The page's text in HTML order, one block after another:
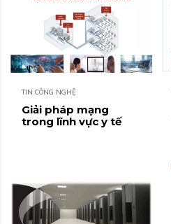
A9081RLP, PNB-
A9001LP
TIN CÔNG NGHỆ
Giải pháp mạng
trong lĩnh vực y tế